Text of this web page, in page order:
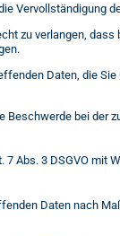
zu verlangen,
Daten, die
Beschwerde bei der
7 Abs. 3 DSGVO mit
Daten nach